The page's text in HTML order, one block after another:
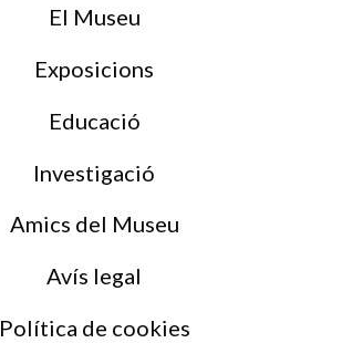
El Museu
Exposicions
Educació
Investigació
Amics del Museu
Avís legal
Política de cookies